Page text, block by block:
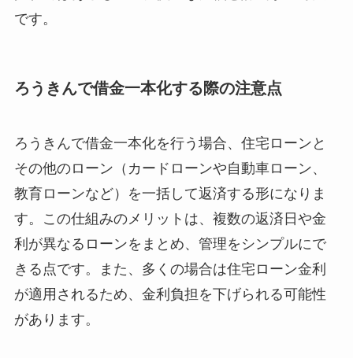
です。
ろうきんで借金一本化する際の注意点
ろうきんで借金一本化を行う場合、住宅ローンと
その他のローン（カードローンや自動車ローン、
教育ローンなど）を一括して返済する形になりま
す。この仕組みのメリットは、複数の返済日や金
利が異なるローンをまとめ、管理をシンプルにで
きる点です。また、多くの場合は住宅ローン金利
が適用されるため、金利負担を下げられる可能性
があります。